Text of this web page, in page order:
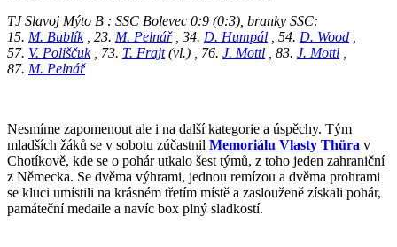
TJ Slavoj Mýto B : SSC Bolevec 0:9 (0:3), branky SSC:
15. M. Bublík, 23. M. Pelnář, 34. D. Humpál , 54. D. Wood
57. V. Poliščuk, 73. T. Frajt(vl.) , 76. J. Mottl , 83. J. Mottl
87. M. Pelnář
Nesmíme zapomenout ale i na další kategorie a úspěchy. Tým
mladších žáků se v sobotu zúčastnil Memoriálu Vlasty Thüra v
Chotíkově, kde se o pohár utkalo šest týmů, z toho jeden zahraniční
z Německa. Se dvěma výhrami, jednou remízou a dvěma prohrami
se kluci umístili na krásném třetím místě a zaslouženě získali pohár,
památeční medaile a navíc box plný sladkostí.